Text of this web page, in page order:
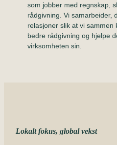
som jobber med regnskap,
rådgivning. Vi samarbeider,
relasjoner slik at vi sammen
bedre rådgivning og hjelpe
virksomheten sin.
Lokalt fokus, global vekst